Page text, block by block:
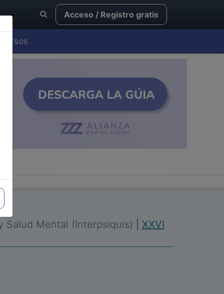
Acceso / Registro gratis
Cursos
Salud Mental (Interpsiquis)
XXVI